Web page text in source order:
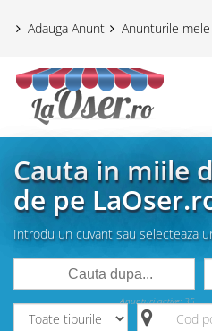
Adauga Anunt Anunturile mele
Cauta in miile
de pe
Introdu un cuvant sau selecteaza
Anunturi active: 35